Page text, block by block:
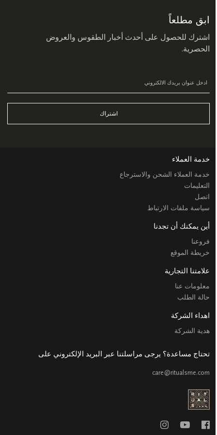
ابق مطلعاً
اشترك للحصول على أحدث أخبار الطقوس والعروض
الحصرية.
اشتراك
خدمة العملاء
خدمة العملاء الشحن والاسترجاع
التعليمات
اتصل
سياسة ملفات الارتباط
أين يمكنك أن تجدنا
فروعنا
خريطة الموقع
علامتنا التجارية
معلومات عنا
حالة الطلب
اهداء الشركة
هدية الشركة
تحتاج مساعدة؟ يرجى مراسلتنا عبر البريد الإلكتروني على
care@ritualsme.com